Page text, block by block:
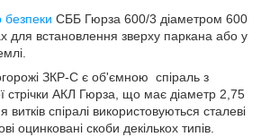
безпеки СББ Гюрза 600/3 діаметром 600
для встановлення зверху паркана або у
ЗКР-С є об'ємною спіраль з
стрічки АКЛ Гюрза, що має діаметр 2,75
спіралі використовуються сталеві
оцинковані скоби декількох типів.